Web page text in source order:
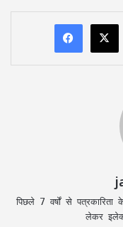
पिछले 7 वर्षों से
लेकर